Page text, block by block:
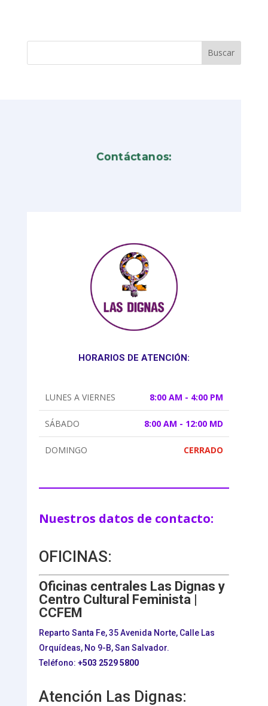
Contáctanos:
HORARIOS DE ATENCIÓN:
LUNES A VIERNES 8:00 AM - 4:00 PM
SÁBADO 8:00 AM - 12:00 MD
DOMINGO CERRADO
Nuestros datos de contacto:
OFICINAS:
Oficinas centrales Las Dignas y
Centro Cultural Feminista |
CCFEM
Reparto Santa Fe, 35 Avenida Norte, Calle Las
Orquídeas, No 9-B, San Salvador.
Teléfono: +503 2529 5800
Atención Las Dignas: